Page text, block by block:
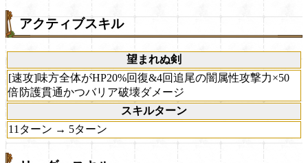
アクティブスキル
望まれぬ剣
[速攻]味方全体がHP20%回復&4回追尾の闇属性攻撃力×50
倍防護貫通かつバリア破壊ダメージ
スキルターン
11ターン → 5ターン